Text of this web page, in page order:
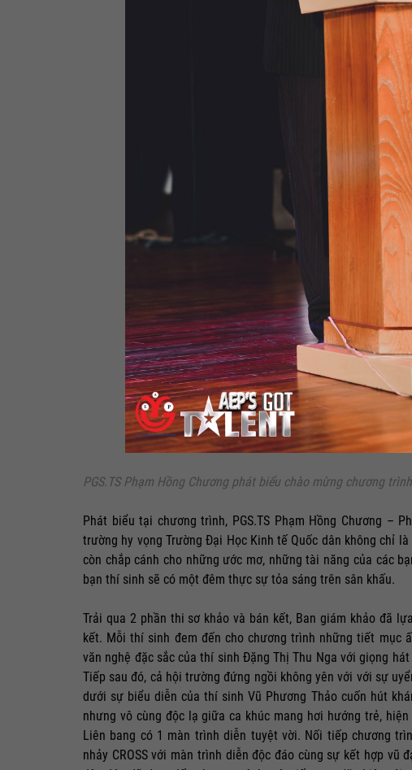
PGS.TS Phạm Hồng Chương phát biểu chào mừng chương trình
Phát biểu tại chương trình, PGS.TS Phạm Hồng Chương –
trường hy vọng Trường Đại Học Kinh tế Quốc dân không chỉ
còn chắp cánh cho những ước mơ, những tài năng của các
bạn thí sinh sẽ có một đêm thực sự tỏa sáng trên sân khấu.
Trải qua 2 phần thi sơ khảo và bán kết, Ban giám khảo đã
kết. Mỗi thí sinh đem đến cho chương trình những tiết mục
văn nghệ đặc sắc của thí sinh Đặng Thị Thu Nga với giọng
Tiếp sau đó, cả hội trường đứng ngồi không yên với với sự
dưới sự biểu diễn của thí sinh Vũ Phương Thảo cuốn hút
nhưng vô cùng độc lạ giữa ca khúc mang hơi hướng trẻ,
Liên bang có 1 màn trình diễn tuyệt vời. Nối tiếp chương
nhảy CROSS với màn trình diễn độc đáo cùng sự kết hợp vũ